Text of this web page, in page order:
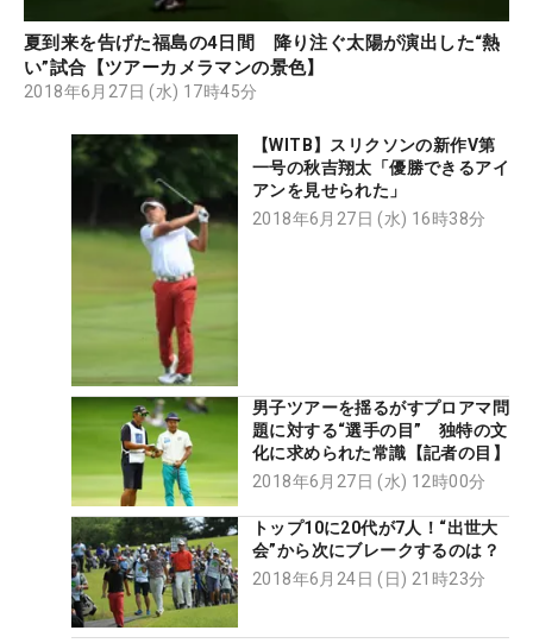
夏到来を告げた福島の4日間 降り注ぐ太陽が演出した“熱
い”試合【ツアーカメラマンの景色】
2018年6月27日 (水) 17時45分
【WITB】スリクソンの新作V第
一号の秋吉翔太「優勝できるアイ
アンを見せられた」
2018年6月27日 (水) 16時38分
男子ツアーを揺るがすプロアマ問
題に対する“選手の目” 独特の文
化に求められた常識【記者の目】
2018年6月27日 (水) 12時00分
トップ10に20代が7人！“出世大
会”から次にブレークするのは？
2018年6月24日 (日) 21時23分